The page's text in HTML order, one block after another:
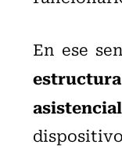
En ese
asistencial